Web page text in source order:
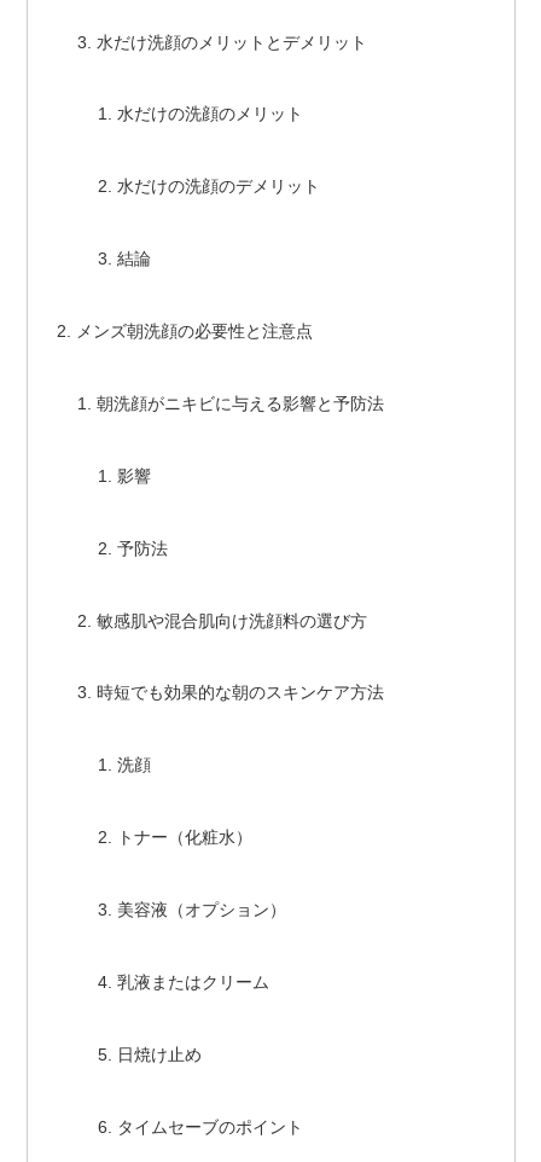
水だけ洗顔のメリットとデメリット
水だけの洗顔のメリット
水だけの洗顔のデメリット
結論
メンズ朝洗顔の必要性と注意点
朝洗顔がニキビに与える影響と予防法
影響
予防法
敏感肌や混合肌向け洗顔料の選び方
時短でも効果的な朝のスキンケア方法
洗顔
トナー（化粧水）
美容液（オプション）
乳液またはクリーム
日焼け止め
タイムセーブのポイント